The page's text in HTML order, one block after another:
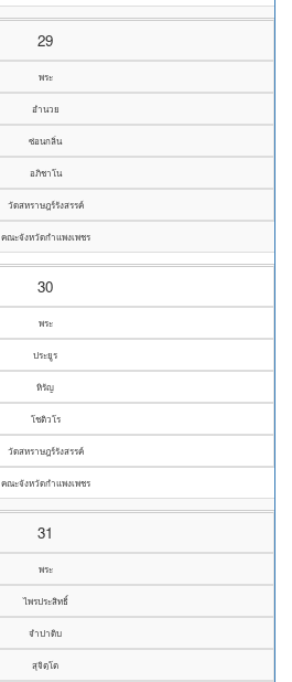
29
พระ
อำนวย
ซ่อนกลิ่น
อภิชาโน
วัดสหราษฎร์รังสรรค์
คณะจังหวัดกำแพงเพชร
30
พระ
ประยูร
หิรัญ
โชติวโร
วัดสหราษฎร์รังสรรค์
คณะจังหวัดกำแพงเพชร
31
พระ
ไพรประสิทธิ์
จำปาดิบ
สุจิตฺโต